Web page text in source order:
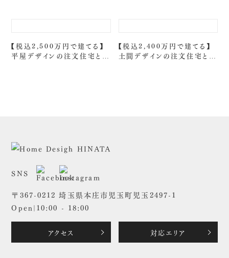
〒367-0212 埼玉県本庄市児玉町児玉2497-1
【税込2,500万円で建てる】
平屋デザインの注文住宅とい
【税込2,400万円で建てる】
土間デザインの注文住宅とい
〒367-0212 埼玉県本庄市児玉町児玉2497-1
Open|10:00 - 18:00
アクセス 対応エリア